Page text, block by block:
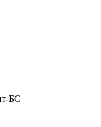
БС